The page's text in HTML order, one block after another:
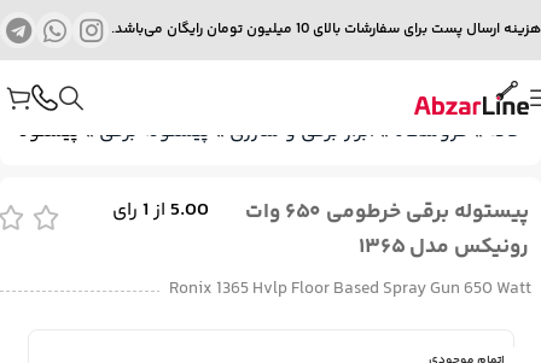
هزینه ارسال پست برای سفارشات بالای 10 میلیون تومان رایگان می‌باشد.
خانه » فروشگاه » ابزار برقی و شارژی » پیستوله برقی » پیستوله برقی
پیستوله برقی خرطومی ۶۵۰ وات
رونیکس مدل ۱۳۶۵
5.00 از1 رای
Ronix 1365 Hvlp Floor Based Spray Gun 650 Watt